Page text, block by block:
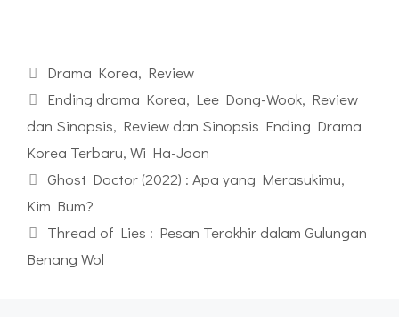
Kategori
Drama Korea, Review
Tag
Ending drama Korea, Lee Dong-Wook, Review
dan Sinopsis, Review dan Sinopsis Ending Drama
Korea Terbaru, Wi Ha-Joon
Ghost Doctor (2022) : Apa yang Merasukimu,
Kim Bum?
Thread of Lies : Pesan Terakhir dalam Gulungan
Benang Wol